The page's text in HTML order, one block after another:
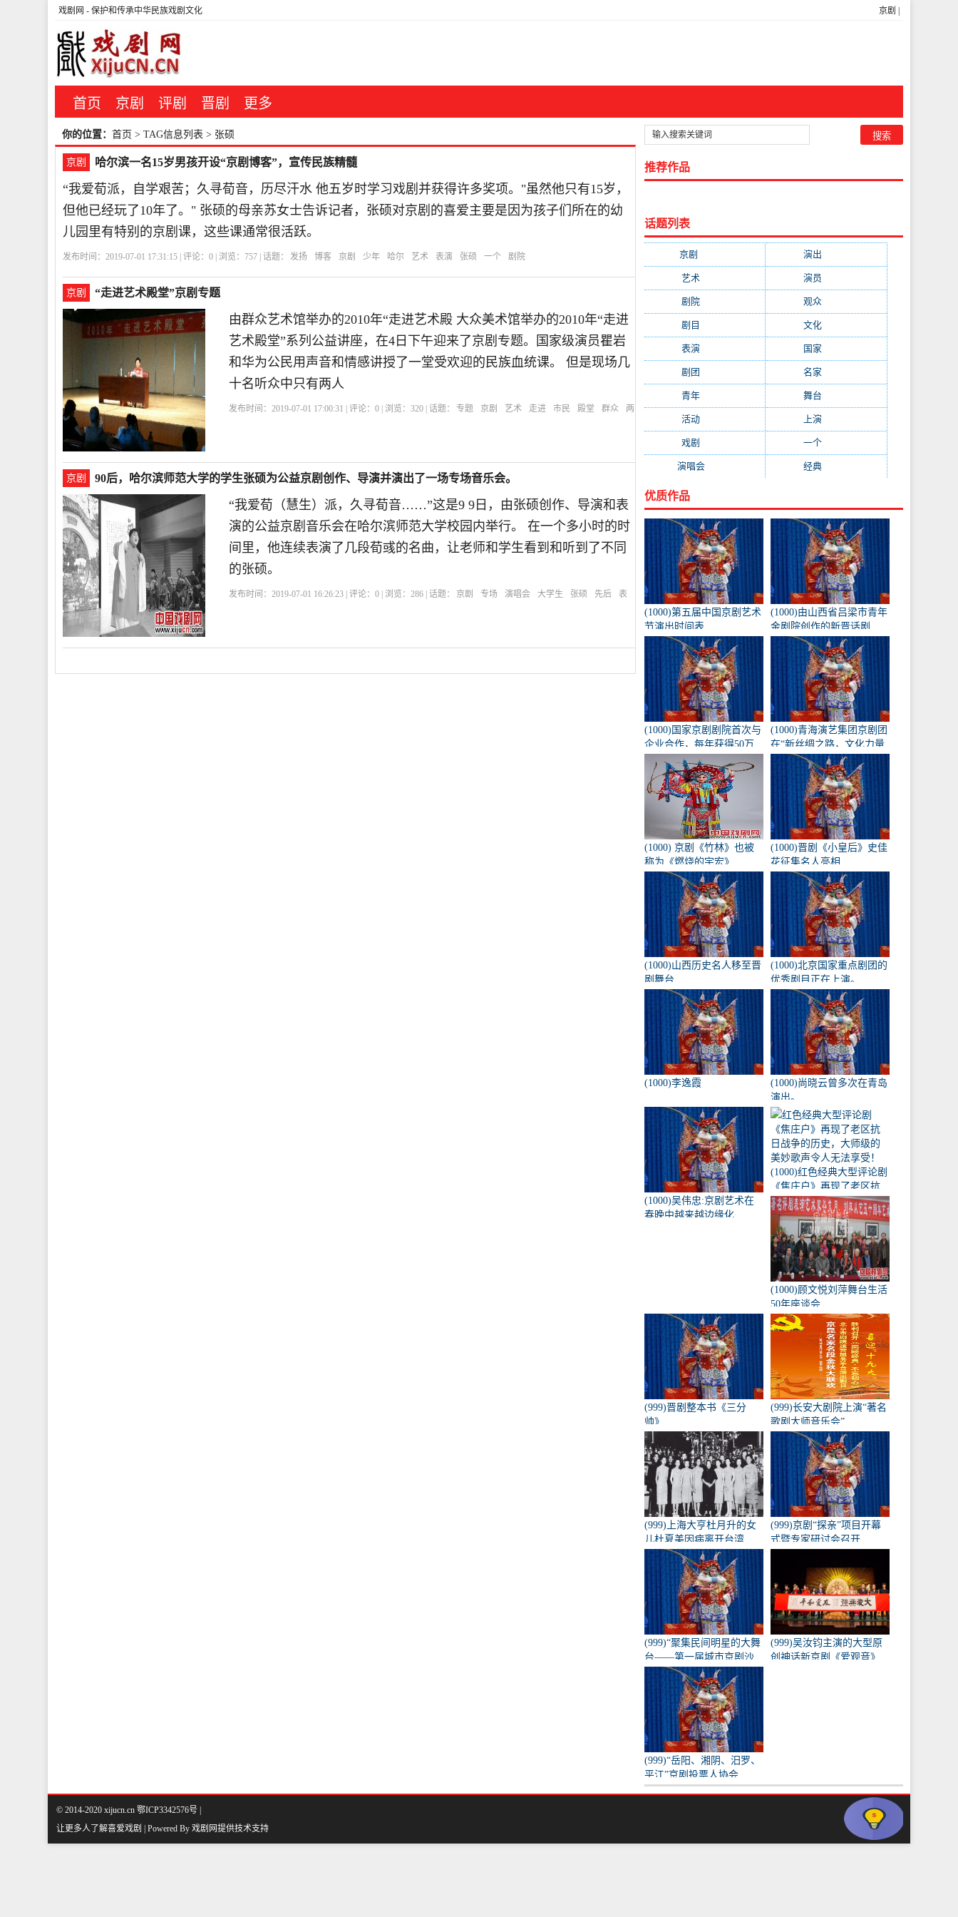
京剧
戏剧网 - 保护和传承中华民族戏剧文化
首页 京剧 评剧 晋剧 更多
你的位置： 首页 > TAG信息列表 > 张硕
京剧 哈尔滨一名15岁男孩开设“京剧博客”，宣传民族精髓
“我爱荀派，自学艰苦；久寻荀音，历尽汗水 他五岁时学习戏剧并获得许多奖项。"虽然他只有15岁，
但他已经玩了10年了。" 张硕的母亲苏女士告诉记者，张硕对京剧的喜爱主要是因为孩子们所在的幼
儿园里有特别的京剧课，这些课通常很活跃。
发布时间：2019-07-01 17:31:15 | 评论： 0 | 浏览： 757 | 话题： 发扬 博客 京剧 少年 哈尔 艺术 表演 张硕 一个 剧院
京剧 “走进艺术殿堂”京剧专题
由群众艺术馆举办的2010年“走进艺术殿 大众美术馆举办的2010年“走进
艺术殿堂”系列公益讲座，在4日下午迎来了京剧专题。国家级演员瞿岩
和华为公民用声音和情感讲授了一堂受欢迎的民族血统课。 但是现场几
十名听众中只有两人
发布时间：2019-07-01 17:00:31 | 评论：0 | 浏览：320 | 话题： 专题 京剧 艺术 走进 市民 殿堂 群众
两
京剧 90后，哈尔滨师范大学的学生张硕为公益京剧创作、导演并演出了一场专场音乐会。
“我爱荀（慧生）派，久寻荀音……”这是9 9日，由张硕创作、导演和表
演的公益京剧音乐会在哈尔滨师范大学校园内举行。 在一个多小时的时
间里，他连续表演了几段荀彧的名曲，让老师和学生看到和听到了不同
的张硕。
发布时间：2019-07-01 16:26:23 | 评论：0 | 浏览：286 | 话题： 京剧 专场 演唱会 大学生 张硕 先后
表
推荐作品
话题列表
京剧 演出
艺术 演员
剧院 观众(2300)
剧目 文化(1664)
表演 国家
剧团 名家
青年 舞台
活动 上演
戏剧 一个(1068)
演唱会(1053) 经典(1009)
优质作品
(1000)第五届中国京剧艺术
节演出时间表
(1000)由山西省吕梁市青年
金剧院创作的新晋话剧
《兴化九翁》将于10月16
日在北京长安大剧院上
(1000)国家京剧剧院首次与
企业合作，每年获得50万
元的创作经费。
(1000)青海演艺集团京剧团
在“新丝绸之路，文化力量
——第二届黄河流域歌剧
红梅大赛”中获得1金3银
(1000) 京剧《竹林》也被
称为《燃烧的宇宏》
(1000)晋剧《小皇后》史佳
花征集名人亮相
(1000)山西历史名人移至晋
剧舞台
(1000)北京国家重点剧团的
优秀剧目正在上演。
(1000)李逸霞
(1000)尚晓云曾多次在青岛
演出。
(1000)吴伟忠:京剧艺术在
春晚中越来越边缘化
(1000)红色经典大型评论剧
《焦庄户》再现了老区抗
日战争的历史，大师级的
美妙歌声令人无法享受！
(1000)顾文悦刘萍舞台生活
50年座谈会
(999)晋剧整本书《三分
帅》
(999)长安大剧院上演“著名
歌剧大师音乐会”
(999)上海大亨杜月升的女
儿杜夏美因病离开台湾
(999)京剧“探亲”项目开幕
式暨专家研讨会召开
(999)“聚集民间明星的大舞
台——第一届城市京剧沙
龙”训练成果的表演
(999)吴汝钧主演的大型原
创神话新京剧《爱观音》
(999)“岳阳、湘阴、汨罗、
平江”京剧投票人协会
© 2014-2020 xijucn.cn 鄂ICP3342576号 |
让更多人了解喜爱戏剧 | Powered By 戏剧网提供技术支持